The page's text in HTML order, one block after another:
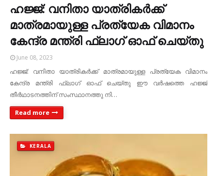
ഹജ്ജ്: വനിതാ യാത്രികര്‍ക്ക്
മാത്രമായുള്ള പ്രത്യേക വിമാനം
കേന്ദ്ര മന്ത്രി ഫ്ലാഗ് ഓഫ് ചെയ്തു
June 08, 2023
ഹജ്ജ്: വനിതാ യാത്രികര്‍ക്ക് മാത്രമായുള്ള പ്രത്യേക വിമാനം
കേന്ദ്ര മന്ത്രി ഫ്ലാഗ് ഓഫ് ചെയ്തു ഈ വര്‍ഷത്തെ ഹജ്ജ്
തീർഥാടനത്തിന് സംസ്ഥാനത്തു നി…
Read more
KERALA